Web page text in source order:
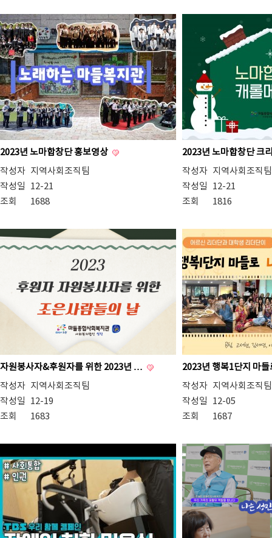
2023년 노마합창단 홍보영상
작성자 지역사회조직팀
작성일
12-21
조회
1688
2023년 노마합창단 크
작성자 지역사회조직팀
작성일
12-21
조회
1816
자원봉사자&후원자를 위한 2023년 …
작성자 지역사회조직팀
작성일
12-19
조회
1683
2023년 행복1단지 마
작성자 지역사회조직팀
작성일
12-05
조회
1687